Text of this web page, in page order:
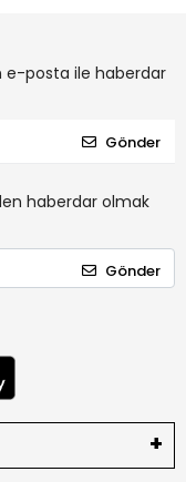
e-posta ile haberdar
Gönder
haberdar olmak
Gönder